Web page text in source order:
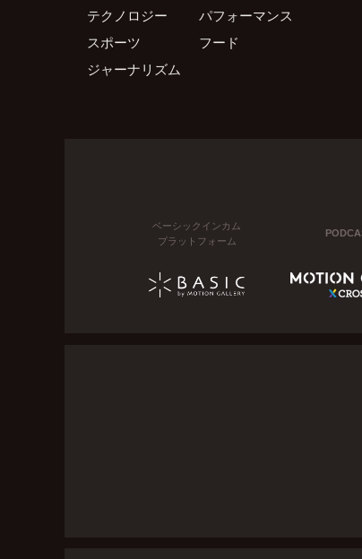
テクノロジー
パフォーマンス
スポーツ
フード
ジャーナリズム
ベーシックインカム
プラットフォーム